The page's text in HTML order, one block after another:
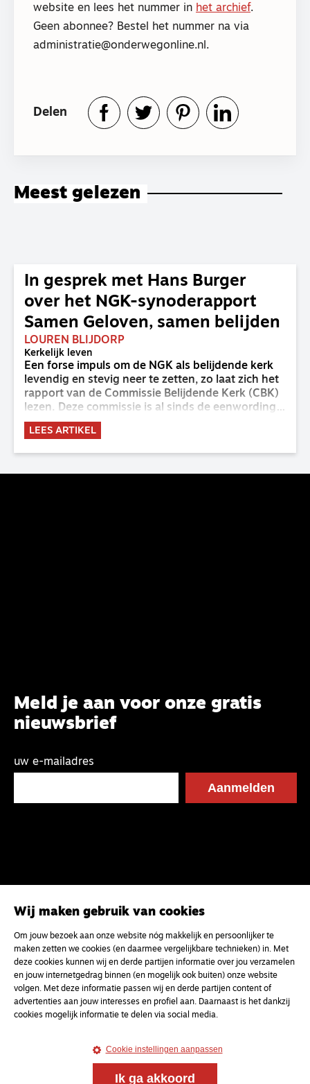
website en lees het nummer in het archief.
Geen abonnee? Bestel het nummer na via
administratie@onderwegonline.nl.
Delen
Meest gelezen
In gesprek met Hans Burger
over het NGK-synoderapport
Samen Geloven, samen belijden
LOUREN BLIJDORP
Kerkelijk leven
Een forse impuls om de NGK als belijdende kerk
levendig en stevig neer te zetten, zo laat zich het
rapport van de Commissie Belijdende Kerk (CBK)
lezen. Deze commissie is al sinds de eenwording
van de GKv en NGK actief en kreeg van de
synode van Deventer in 2023 de opdracht om
belijdenis en bij te dragen aan de verlevendiging
LEES ARTIKEL
Meld je aan voor onze gratis
nieuwsbrief
uw e-mailadres
Onderweg
Wij maken gebruik van cookies
Om jouw bezoek aan onze website nóg makkelijk en persoonlijker te
maken zetten we cookies (en daarmee vergelijkbare technieken) in. Met
deze cookies kunnen wij en derde partijen informatie over jou verzamelen
en jouw internetgedrag binnen (en mogelijk ook buiten) onze website
volgen. Met deze informatie passen wij en derde partijen content of
advertenties aan jouw interesses en profiel aan. Daarnaast is het dankzij
cookies mogelijk informatie te delen via social media.
Cookie instellingen aanpassen
Ik ga akkoord